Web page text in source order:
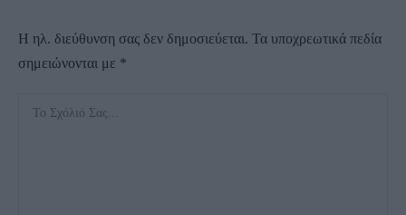
Η ηλ. διεύθυνση σας δεν δημοσιεύεται. Τα υποχρεωτικά πεδία
σημειώνονται με *